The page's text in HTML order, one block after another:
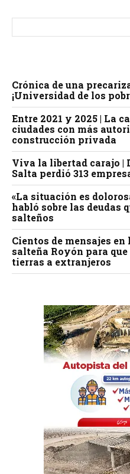
Crónica de una
¡Universidad de los
Entre 2021 y 2025 | La
ciudades con más
construcción privada
Viva la libertad carajo |
Salta perdió 313
«La situación es
habló sobre las deudas
salteños
Cientos de mensajes en
salteña Royón para
tierras a extranjeros